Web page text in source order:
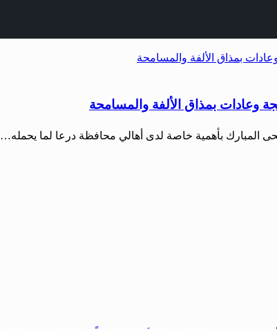
وعادات بمذاق الألفة والمسامحة
المبارك بأهمية خاصة لدى أهالي محافظة درعا لما يحمله…